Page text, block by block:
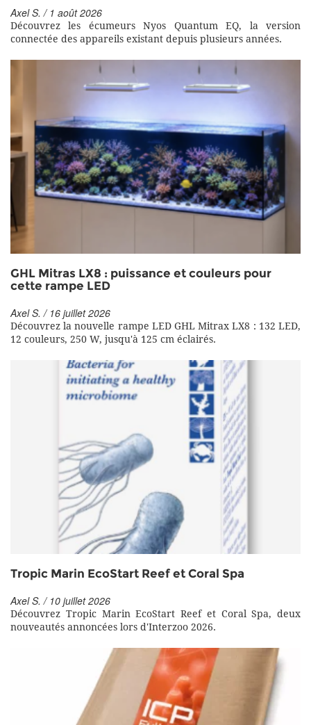
Axel S. / 1 août 2026
Découvrez les écumeurs Nyos Quantum EQ, la version
connectée des appareils existant depuis plusieurs années.
GHL Mitras LX8 : puissance et couleurs pour
cette rampe LED
Axel S. / 16 juillet 2026
Découvrez la nouvelle rampe LED GHL Mitrax LX8 : 132 LED,
12 couleurs, 250 W, jusqu'à 125 cm éclairés.
Tropic Marin EcoStart Reef et Coral Spa
Axel S. / 10 juillet 2026
Découvrez Tropic Marin EcoStart Reef et Coral Spa, deux
nouveautés annoncées lors d'Interzoo 2026.